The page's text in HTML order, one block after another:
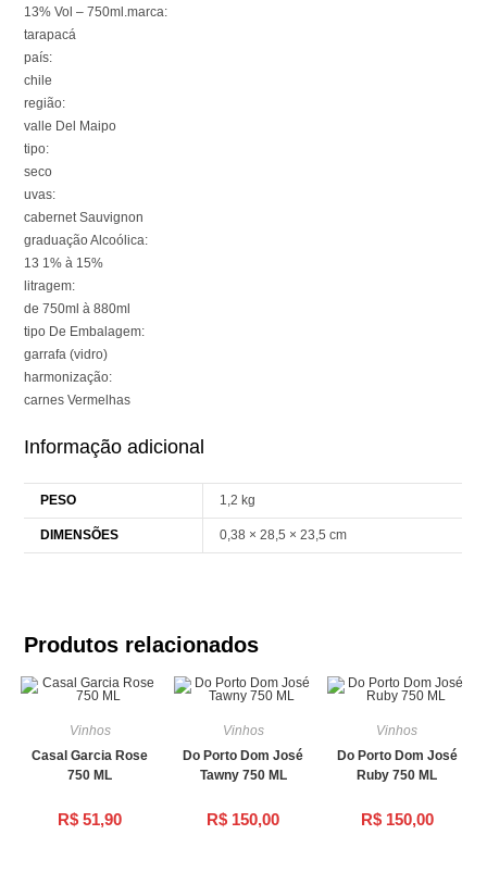
13% Vol – 750ml.marca:
tarapacá
país:
chile
região:
valle Del Maipo
tipo:
seco
uvas:
cabernet Sauvignon
graduação Alcoólica:
13 1% à 15%
litragem:
de 750ml à 880ml
tipo De Embalagem:
garrafa (vidro)
harmonização:
carnes Vermelhas
Informação adicional
PESO 1,2 kg
DIMENSÕES 0,38 × 28,5 × 23,5 cm
Produtos relacionados
Vinhos
Casal Garcia Rose
750 ML
R$ 51,90
Vinhos
Do Porto Dom José
Tawny 750 ML
R$ 150,00
Vinhos
Do Porto Dom José
Ruby 750 ML
R$150,00